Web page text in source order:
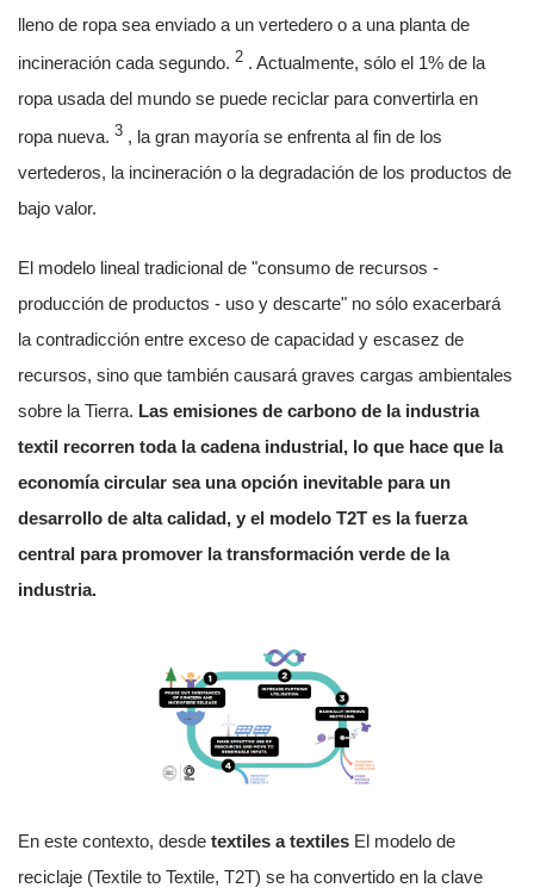
lleno de ropa sea enviado a un vertedero o a una planta de
incineración cada segundo. 2 . Actualmente, sólo el 1% de la
ropa usada del mundo se puede reciclar para convertirla en
ropa nueva. 3 , la gran mayoría se enfrenta al fin de los
vertederos, la incineración o la degradación de los productos de
bajo valor.
El modelo lineal tradicional de "consumo de recursos -
producción de productos - uso y descarte" no sólo exacerbará
la contradicción entre exceso de capacidad y escasez de
recursos, sino que también causará graves cargas ambientales
sobre la Tierra. Las emisiones de carbono de la industria
textil recorren toda la cadena industrial, lo que hace que la
economía circular sea una opción inevitable para un
desarrollo de alta calidad, y el modelo T2T es la fuerza
central para promover la transformación verde de la
industria.
En este contexto, desde textiles a textiles El modelo de
reciclaje (Textile to Textile, T2T) se ha convertido en la clave